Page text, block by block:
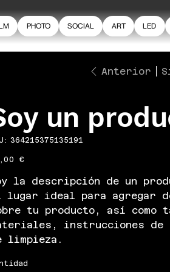
PHOTO SOCIAL ART LED
Anterior
un
SKU
364215375135191
€
la descripción de un
lugar ideal para agregar
tu producto, así como
instrucciones de
limpieza.